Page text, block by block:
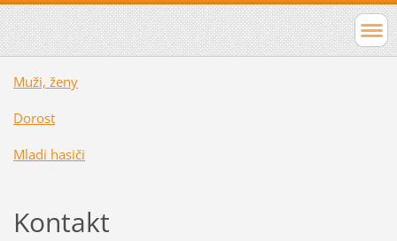
Muži, ženy
Dorost
Mladi hasiči
Kontakt